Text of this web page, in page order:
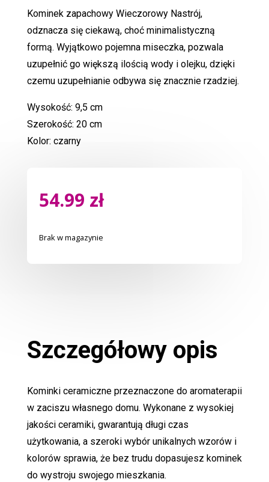
Kominek zapachowy Wieczorowy Nastrój,
odznacza się ciekawą, choć minimalistyczną
formą. Wyjątkowo pojemna miseczka, pozwala
uzupełnić go większą ilością wody i olejku, dzięki
czemu uzupełnianie odbywa się znacznie rzadziej.
Wysokość: 9,5 cm
Szerokość: 20 cm
Kolor: czarny
54.99 zł
Brak w magazynie
Szczegółowy opis
Kominki ceramiczne przeznaczone do aromaterapii
w zaciszu własnego domu. Wykonane z wysokiej
jakości ceramiki, gwarantują długi czas
użytkowania, a szeroki wybór unikalnych wzorów i
kolorów sprawia, że bez trudu dopasujesz kominek
do wystroju swojego mieszkania.